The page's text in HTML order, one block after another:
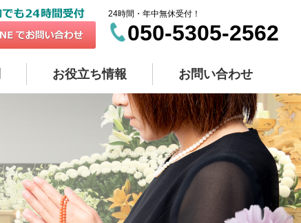
24時間・年中無休受付！
050-5305-2562
お役立ち情報 お問い合わせ